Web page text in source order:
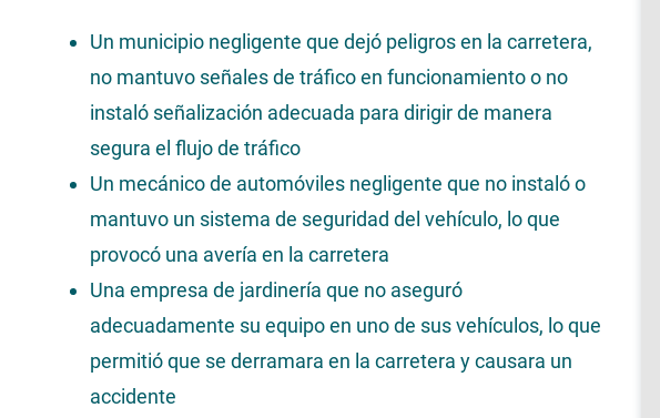
Un municipio negligente que dejó peligros en la carretera,
no mantuvo señales de tráfico en funcionamiento o no
instaló señalización adecuada para dirigir de manera
segura el flujo de tráfico
Un mecánico de automóviles negligente que no instaló o
mantuvo un sistema de seguridad del vehículo, lo que
provocó una avería en la carretera
Una empresa de jardinería que no aseguró
adecuadamente su equipo en uno de sus vehículos, lo que
permitió que se derramara en la carretera y causara un
accidente